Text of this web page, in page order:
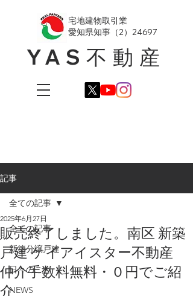
YAS不動産
​宅地建物取引業
愛知県知事（2）24697
記事
全ての記事
新築分譲戸建
日々のこと
NEWS
全ての記事
販売終了しました。南区 新築
戸建 ケイアイスター不動産
仲介手数料無料・０円でご紹
介
2025年6月27日